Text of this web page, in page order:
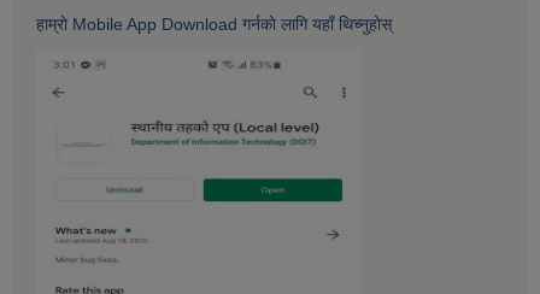
हाम्राे Mobile App Download गर्नकाे लागि यहाँ थिच्नुहोस्‌